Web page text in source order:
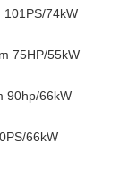
101PS/74kW
75HP/55kW
90hp/66kW
66kW